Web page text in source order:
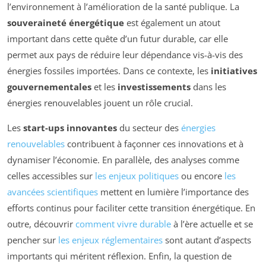
l’environnement à l’amélioration de la santé publique. La
souveraineté énergétique est également un atout
important dans cette quête d’un futur durable, car elle
permet aux pays de réduire leur dépendance vis-à-vis des
énergies fossiles importées. Dans ce contexte, les initiatives
gouvernementales et les investissements dans les
énergies renouvelables jouent un rôle crucial.
Les start-ups innovantes du secteur des énergies
renouvelables contribuent à façonner ces innovations et à
dynamiser l’économie. En parallèle, des analyses comme
celles accessibles sur les enjeux politiques ou encore les
avancées scientifiques mettent en lumière l’importance des
efforts continus pour faciliter cette transition énergétique. En
outre, découvrir comment vivre durable à l’ère actuelle et se
pencher sur les enjeux réglementaires sont autant d’aspects
importants qui méritent réflexion. Enfin, la question de